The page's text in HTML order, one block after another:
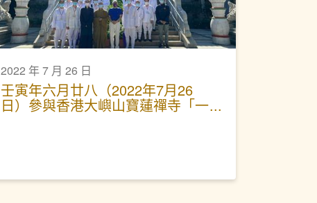
2022 年 7 月 26 日
壬寅年六月廿八（2022年7月26
日）參與香港大嶼山寶蓮禪寺「一